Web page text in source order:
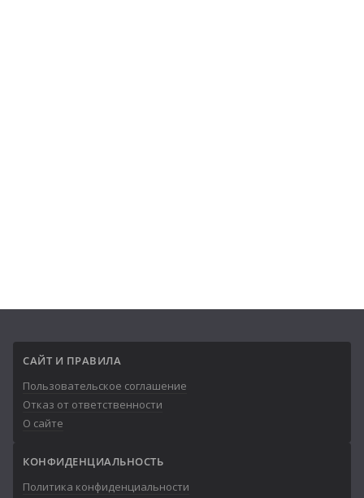
САЙТ И ПРАВИЛА
Пользовательское соглашение
Отказ от ответственности
О сайте
КОНФИДЕНЦИАЛЬНОСТЬ
Политика конфиденциальности